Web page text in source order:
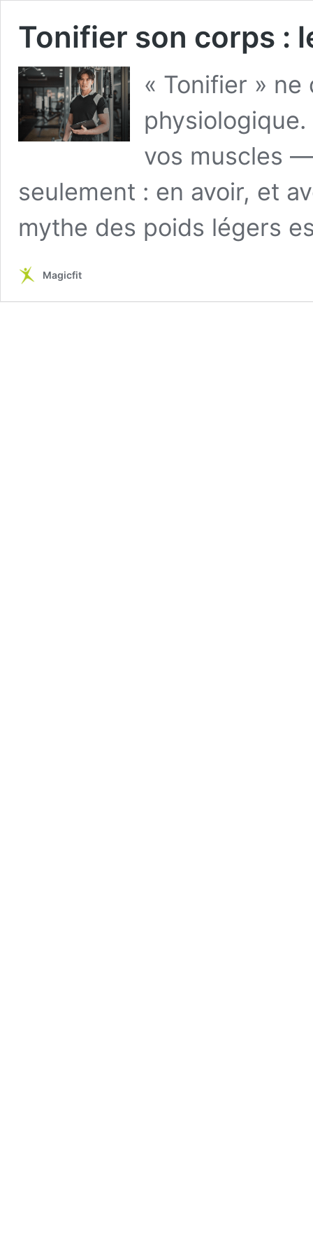
Tonifier son corps :
« Tonifier »
physiologique.
vos muscles
seulement : en avoir, et
mythe des poids légers
Magicfit